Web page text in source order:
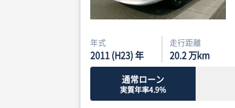
年式
2011 (H23) 年
走行距離
20.2万km
通常ローン
実質年率4.9%